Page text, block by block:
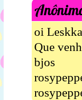
oi
Que
bjos